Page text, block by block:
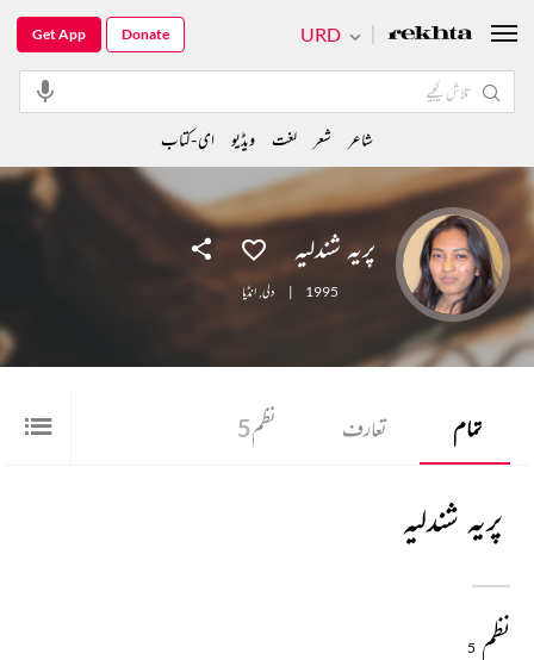
پریہ شندلیہ
1995
| دلی,انڈیا
تمام تعارف نظم5
پریہ شندلیہ
نظم 5
URD
Get App Donate
شاعر شعر لغت ویڈیو ای-کتاب